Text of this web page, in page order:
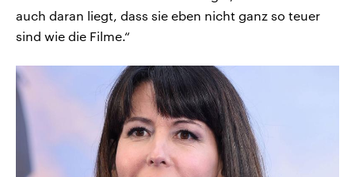
auch daran liegt, dass sie eben nicht ganz so teuer
sind wie die Filme.“